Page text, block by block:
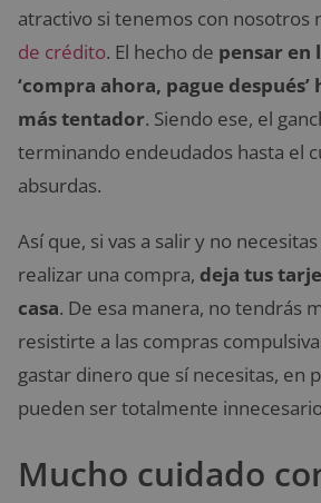
atractivo si tenemos con nosotros
de crédito. El hecho de pensar en
‘compra ahora, pague
más tentador. Siendo ese, el
terminando endeudados hasta el
absurdas.
Así que, si vas a salir y no
realizar una compra, deja tus
casa. De esa manera, no tendrás
resistirte a las compras
gastar dinero que sí necesitas, en
pueden ser totalmente
Mucho cuidado